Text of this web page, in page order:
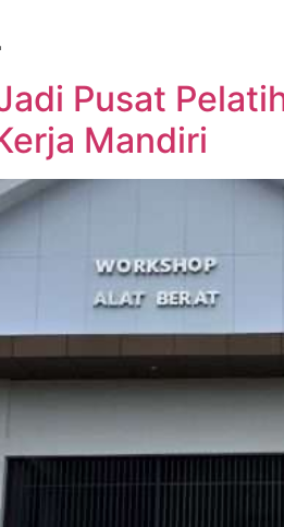
Pusat
Mandiri